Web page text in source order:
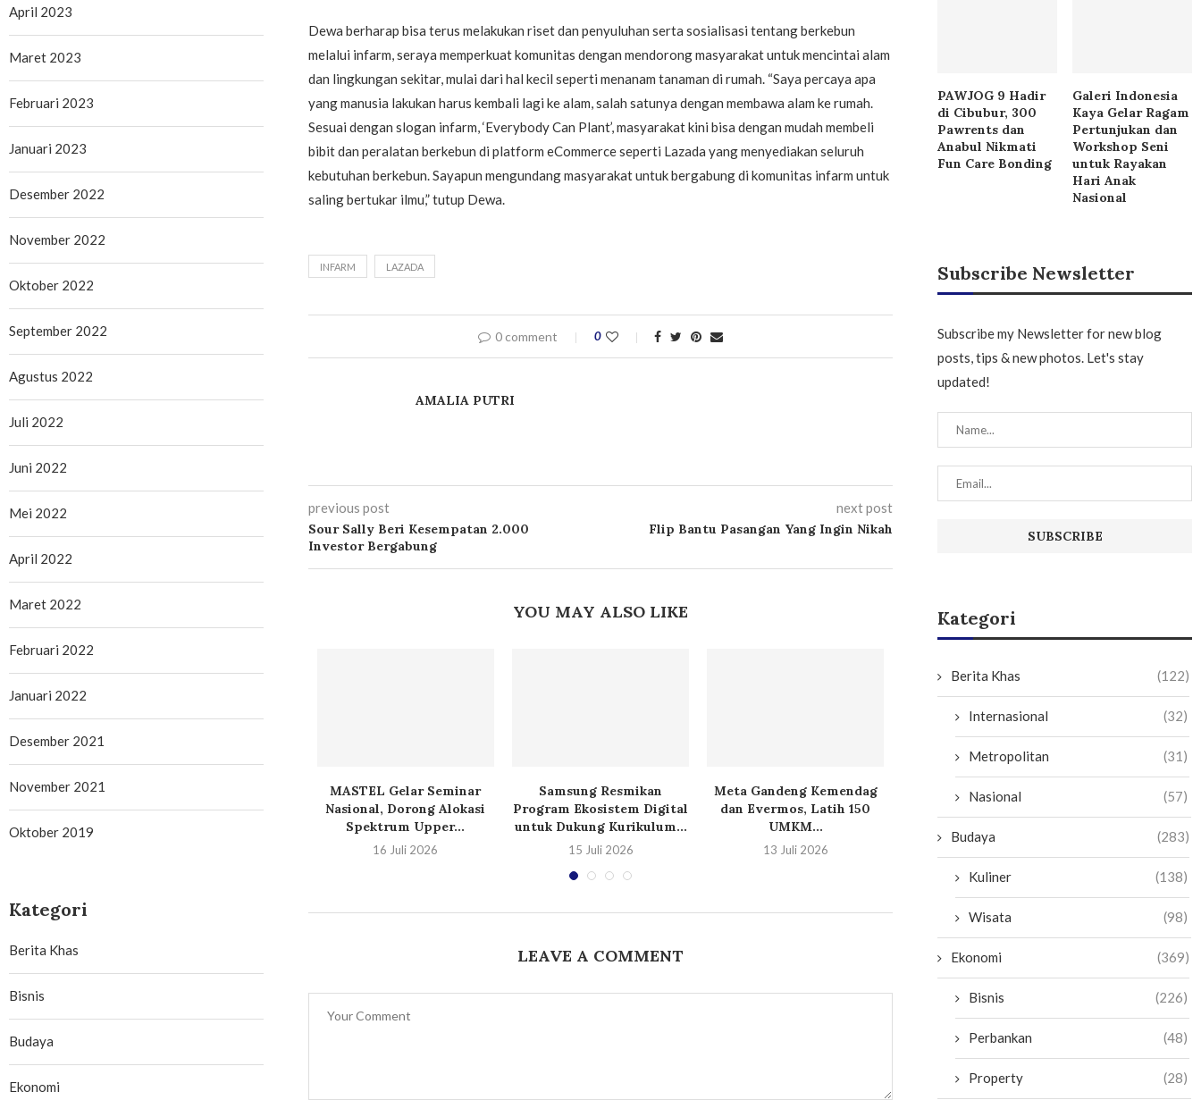
Dewa berharap bisa terus melakukan riset dan penyuluhan serta sosialisasi tentang berkebun
melalui infarm, seraya memperkuat komunitas dengan mendorong masyarakat untuk mencintai alam
dan lingkungan sekitar, mulai dari hal kecil seperti menanam tanaman di rumah. “Saya percaya apa
yang manusia lakukan harus kembali lagi ke alam, salah satunya dengan membawa alam ke rumah.
Sesuai dengan slogan infarm, ‘Everybody Can Plant’, masyarakat kini bisa dengan mudah membeli
bibit dan peralatan berkebun di platform eCommerce seperti Lazada yang menyediakan seluruh
kebutuhan berkebun. Sayapun mengundang masyarakat untuk bergabung di komunitas infarm untuk
saling bertukar ilmu,” tutup Dewa.
INFARM LAZADA
0 comment 0
AMALIA PUTRI
previous post
Sour Sally Beri Kesempatan 2.000
next post
dengan...
MASTEL Gelar Seminar
Nasional, Dorong Alokasi
Spektrum Upper...
Samsung Resmikan
Program Ekosistem Digital
untuk Dukung Kurikulum...
15 Juli 2026
Meta Gandeng Kemendag
UMKM...
ZTE dan MoraRepublic
Jalin Kemitraan Strategis
Perluas Layanan...
11 Juli 2026
Alta Global
Generasi
AI,...
7 Juli
PAWJOG 9 Hadir
di Cibubur, 300
Pawrents dan
Anabul Nikmati
Fun Care Bonding
Galeri Indonesia
Kaya Gelar Ragam
Pertunjukan dan
Workshop Seni
untuk Rayakan
Hari Anak
Nasional
Subscribe Newsletter
Subscribe my Newsletter for new blog
posts, tips & new photos. Let's stay
updated!
Kategori
Berita Khas (122)
Internasional (32)
Metropolitan (31)
Nasional (57)
Budaya (283)
Kuliner (138)
Wisata (98)
Ekonomi (369)
Bisnis (226)
Perbankan (48)
Property (28)
April 2023
Maret 2023
Februari 2023
Januari 2023
Desember 2022
November 2022
Oktober 2022
September 2022
Agustus 2022
Juli 2022
Juni 2022
Mei 2022
April 2022
Maret 2022
Februari 2022
Januari 2022
Desember 2021
November 2021
Oktober 2019
Kategori
Berita Khas
Bisnis
Budaya
Ekonomi